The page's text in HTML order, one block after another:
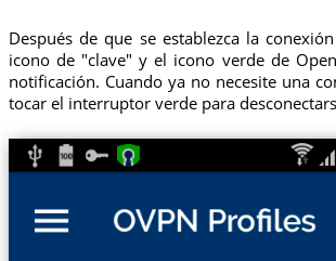
Después de que se establezca la
icono de "clave" y el icono verde de
notificación. Cuando ya no necesite una
tocar el interruptor verde para